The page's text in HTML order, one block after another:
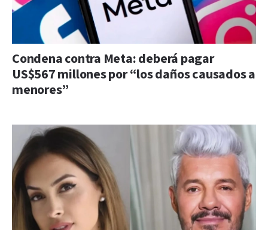
Condena contra Meta: deberá pagar
US$567 millones por “los daños causados a
menores”